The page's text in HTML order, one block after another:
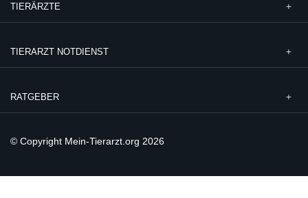
TIERÄRZTE
TIERARZT NOTDIENST
RATGEBER
© Copyright Mein-Tierarzt.org 2026